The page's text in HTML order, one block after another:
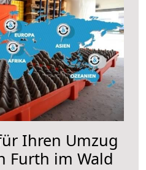
Ihren Umzug
Furth im Wald